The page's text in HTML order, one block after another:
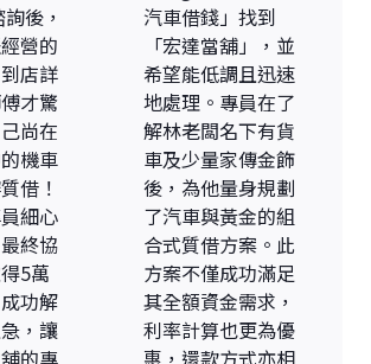
後，
營的
店詳
才驚
尚在
機車
借！
細心
終協
5萬
功解
，讓
汽車借錢」找到
「宏達當舖」，並
希望能低調且迅速
地處理。專員在了
解林老闆名下有貨
車及少量家傳金飾
後，為他量身規劃
了汽車與黃金的組
合式質借方案。此
方案不僅成功滿足
其全額資金需求，
利率計算也更為優